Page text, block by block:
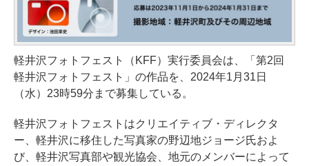
軽井沢フォトフェスト（KFF）実行委員会は、「第2回
軽井沢フォトフェスト」の作品を、2024年1月31日
（水）23時59分まで募集している。
軽井沢フォトフェストはクリエイティブ・ディレクタ
ー、軽井沢に移住した写真家の野辺地ジョージ氏およ
び、軽井沢写真部や観光協会、地元のメンバーによって